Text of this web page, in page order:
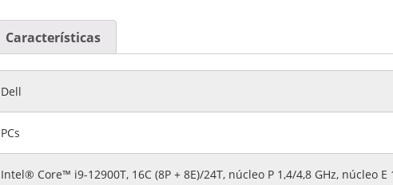
Características
Dell
PCs
Intel® Core™ i9-12900T, 16C (8P + 8E)/24T, núcleo P 1,4/4,8 GHz, núcleo E